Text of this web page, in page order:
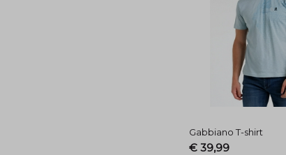
Gabbiano T-shirt
€ 39,99